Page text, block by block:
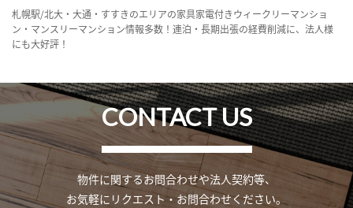
札幌駅/北大・大通・すすきのエリアの家具家電付きウィークリーマンショ
ン・マンスリーマンション情報多数！連泊・長期出張の経費削減に、法人様
にも大好評！
CONTACT US
物件に関するお問合わせや法人契約等、
お気軽にリクエスト・お問合わせください。